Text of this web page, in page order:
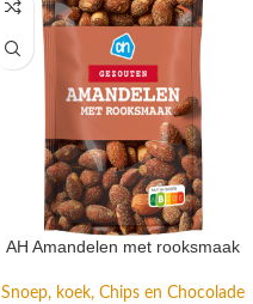
AH Amandelen met rooksmaak
Snoep, koek, Chips en Chocolade